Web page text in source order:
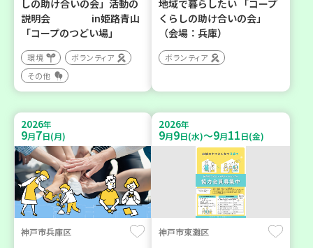
しの助け合いの会」活動の
説明会 in姫路青山
「コープのつどい場」
環境
ボランティア
その他
地域で暮らしたい 「コープ
くらしの助け合いの会」
（会場：兵庫）
ボランティア
2026年
9月7日(月)
神戸市兵庫区
2026年
9月9日(水)～9月11日(金)
神戸市東灘区